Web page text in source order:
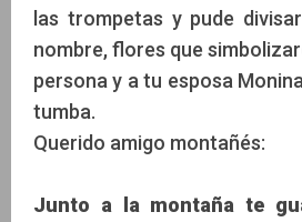
las trompetas y pude
nombre, flores que
persona y a tu esposa
tumba.
Querido amigo montañés:
Junto a la montaña te